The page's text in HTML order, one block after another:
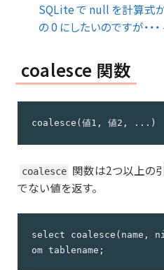
SQLite で null を計算式
の 0 にしたいのですが・・
coalesce 関数
coalesce(値1, 値2, ...)
coalesce 関数は2つ以上の
でない値を返す。
select coalesce(name,
om tablename;